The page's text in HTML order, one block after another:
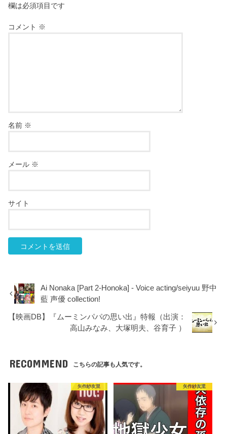
欄は必須項目です
コメント ※
名前 ※
メール ※
サイト
Ai Nonaka [Part 2-Honoka] - Voice acting/seiyuu 野中
藍 声優 collection!
【映画DB】『ムーミンパパの思い出』特報（出演：
高山みなみ、大塚明夫、谷育子 ）
RECOMMEND こちらの記事も人気です。
矢作紗友里 矢作紗友里